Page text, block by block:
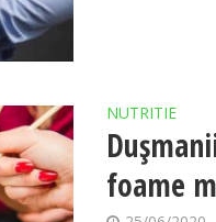
NUTRITIE
foame